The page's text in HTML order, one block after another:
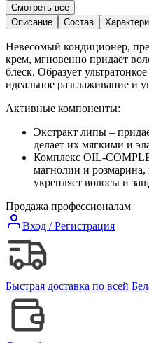
Смотреть все
Описание
Состав
Невесомый кондиционер,
крем, мгновенно придаёт
блеск. Образует
идеальное разглаживание и
Активные компоненты:
Экстракт липы –
делает их мягкими и
Комплекс OIL-
магнолии и розмарина,
укрепляет волосы и
Продажа профессионалам
Вход / Регистрация
Быстрая доставка по всей